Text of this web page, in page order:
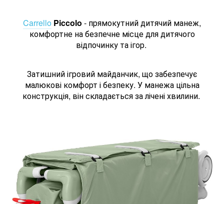
Carrello Piccolo - прямокутний дитячий манеж,
комфортне на безпечне місце для дитячого
відпочинку та ігор.
Затишний ігровий майданчик, що забезпечує
малюкові комфорт і безпеку. У манежа цільна
конструкція, він складається за лічені хвилини.